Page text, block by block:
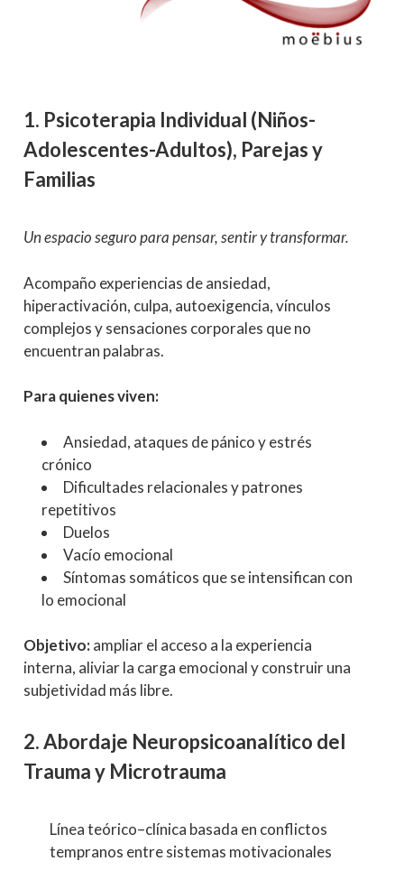
1. Psicoterapia Individual (Niños-
Adolescentes-Adultos), Parejas y
Familias
Un espacio seguro para pensar, sentir y transformar.
Acompaño experiencias de ansiedad,
hiperactivación, culpa, autoexigencia, vínculos
complejos y sensaciones corporales que no
encuentran palabras.
Para quienes viven:
Ansiedad, ataques de pánico y estrés
crónico
Dificultades relacionales y patrones
repetitivos
Duelos
Vacío emocional
Síntomas somáticos que se intensifican con
lo emocional
Objetivo:ampliar el acceso a la experiencia
interna, aliviar la carga emocional y construir una
subjetividad más libre.
2. Abordaje Neuropsicoanalítico del
Trauma y Microtrauma
Línea teórico–clínica basada en conflictos
tempranos entre sistemas motivacionales